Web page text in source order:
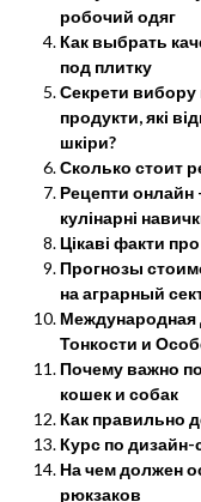
робочий одяг
Как выбрать
под плитку
Секрети вибору
продукти, які
шкіри?
Сколько стоит
Рецепти
кулінарні
Цікаві факти
Прогнозы
на аграрный
Международная
Тонкости и
Почему важно
кошек и собак
Как правильно
Курс по
На чем должен
рюкзаков